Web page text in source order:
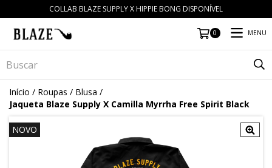
COLLAB BLAZE SUPPLY X HIPPIE BONG DISPONÍVEL
0 MENU
Início / Roupas / Blusa /
Jaqueta Blaze Supply X Camilla Myrrha Free Spirit Black
NOVO